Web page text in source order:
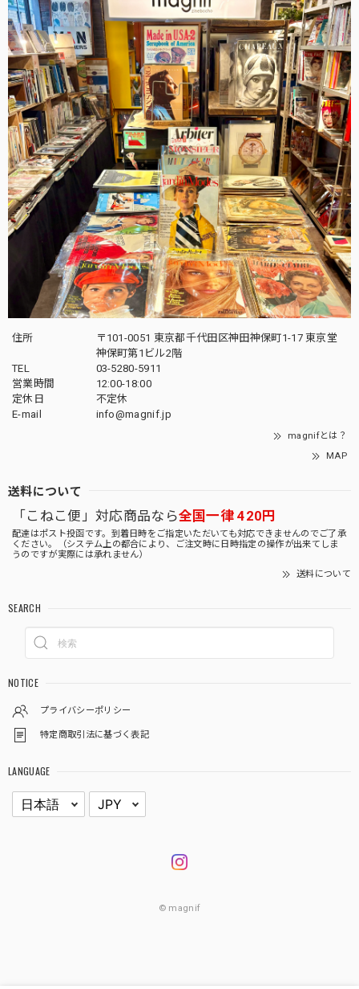
住所
〒101-0051 東京都千代田区神田神保町1-17 東京堂
神保町第1ビル2階
TEL
03-5280-5911
営業時間
12:00-18:00
定休日
不定休
E-mail
info@magnif.jp
magnifとは？
MAP
送料について
「こねこ便」対応商品なら全国一律 420円
配達はポスト投函です。到着日時をご指定いただいても対応できませんのでご了承
ください。（システム上の都合により、ご注文時に日時指定の操作が出来てしま
うのですが実際には承れません）
送料について
SEARCH
NOTICE
プライバシーポリシー
特定商取引法に基づく表記
LANGUAGE
© magnif